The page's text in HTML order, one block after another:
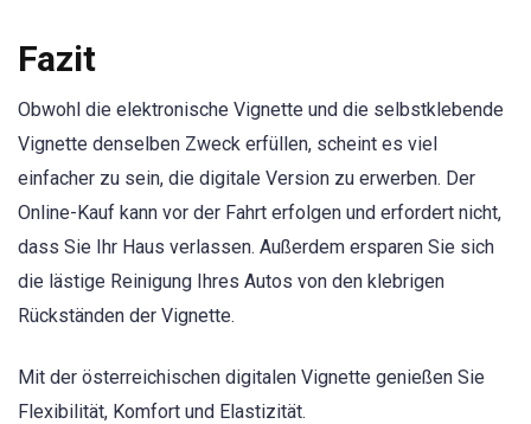
Fazit
Obwohl die elektronische Vignette und die selbstklebende
Vignette denselben Zweck erfüllen, scheint es viel
einfacher zu sein, die digitale Version zu erwerben. Der
Online-Kauf kann vor der Fahrt erfolgen und erfordert nicht,
dass Sie Ihr Haus verlassen. Außerdem ersparen Sie sich
die lästige Reinigung Ihres Autos von den klebrigen
Rückständen der Vignette.
Mit der österreichischen digitalen Vignette genießen Sie
Flexibilität, Komfort und Elastizität.